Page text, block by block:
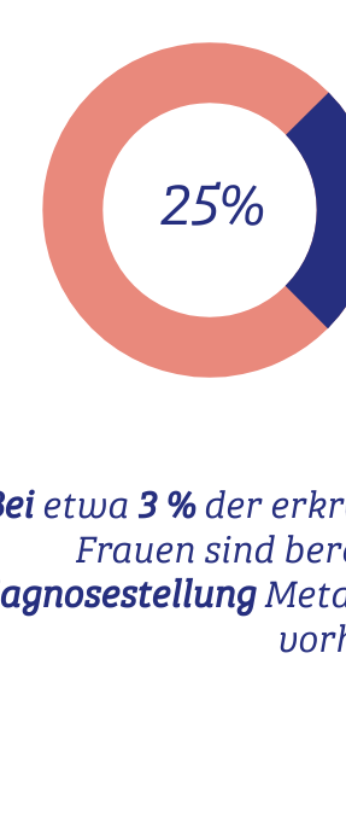
25%
etwa 3 %der
Frauen sind